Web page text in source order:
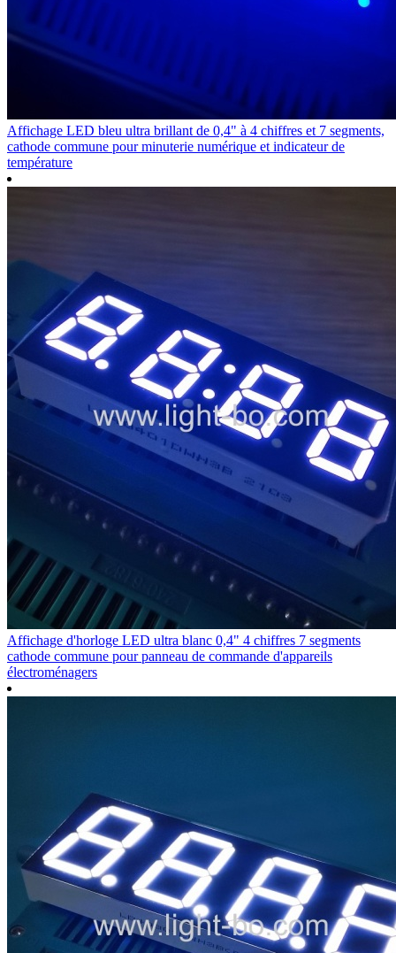
Affichage LED bleu ultra brillant de 0,4" à 4 chiffres et 7 segments,
cathode commune pour minuterie numérique et indicateur de
température
Affichage d'horloge LED ultra blanc 0,4" 4 chiffres 7 segments
cathode commune pour panneau de commande d'appareils
électroménagers